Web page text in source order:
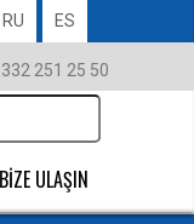
RU ES
251 25 50
BİZE ULAŞIN